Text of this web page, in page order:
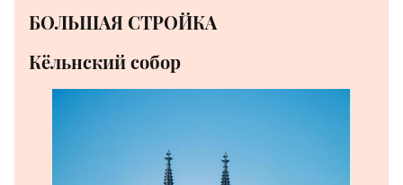
БОЛЬШАЯ СТРОЙКА
Кёльнский собор